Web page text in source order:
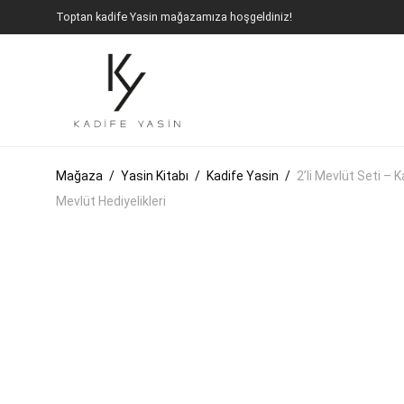
Toptan kadife Yasin mağazamıza hoşgeldiniz!
Mağaza / Yasin Kitabı / Kadife Yasin / 2’li Mevlüt Seti –
Mevlüt Hediyelikleri